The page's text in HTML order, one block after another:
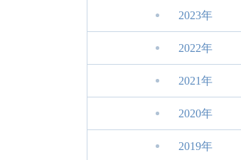
2023年
2022年
2021年
2020年
2019年